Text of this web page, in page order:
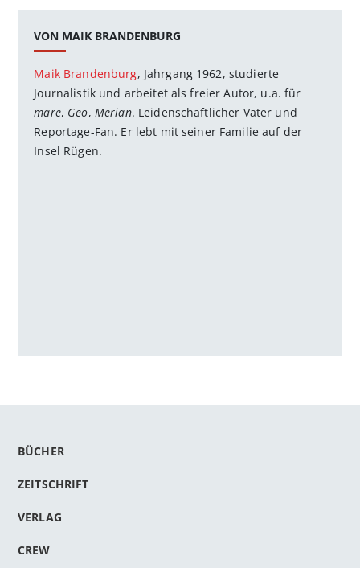
VON MAIK BRANDENBURG
Maik Brandenburg, Jahrgang 1962, studierte
Journalistik und arbeitet als freier Autor, u.a. für
mare, Geo, Merian. Leidenschaftlicher Vater und
Reportage-Fan. Er lebt mit seiner Familie auf der
Insel Rügen.
BÜCHER
ZEITSCHRIFT
VERLAG
CREW